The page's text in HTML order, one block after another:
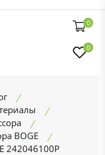
0
0
BOGE
242046100P